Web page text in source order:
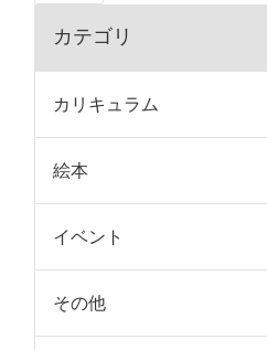
カテゴリ
カリキュラム
絵本
イベント
その他